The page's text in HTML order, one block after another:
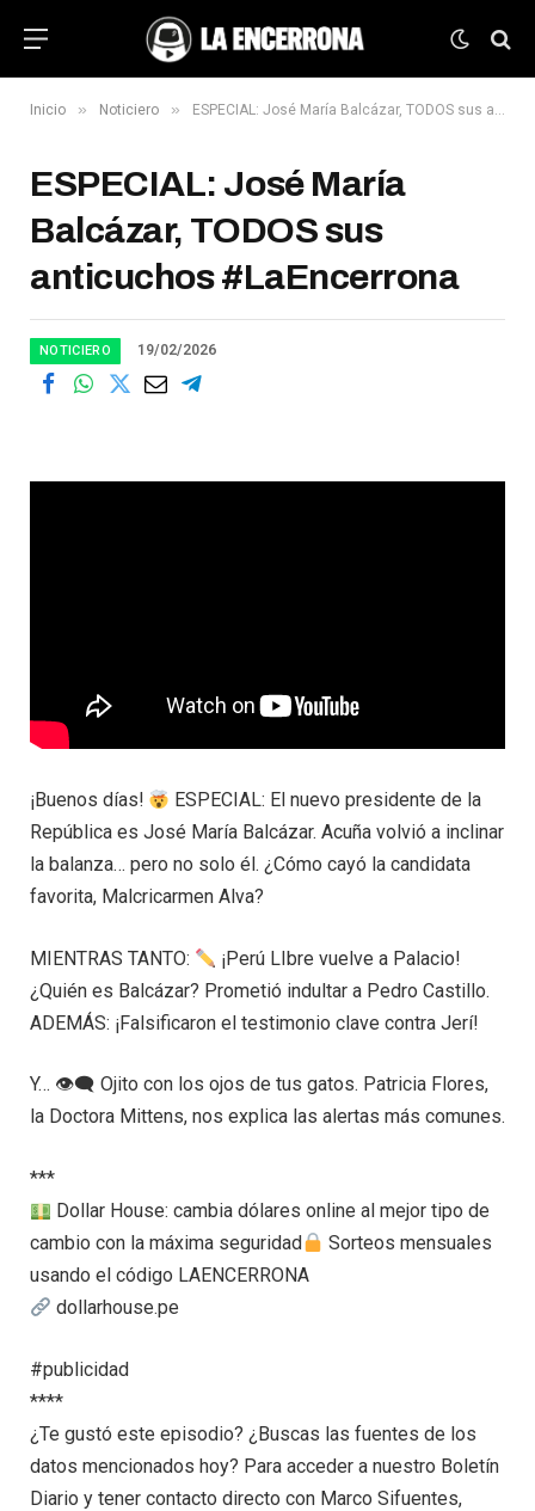
Inicio » Noticiero » ESPECIAL: José María Balcázar, TODOS sus anticuchos #LaEncerrona
ESPECIAL: José María
Balcázar, TODOS sus
anticuchos #LaEncerrona
NOTICIERO 19/02/2026
¡Buenos días!
ESPECIAL: El nuevo presidente de la
República es José María Balcázar. Acuña volvió a inclinar
la balanza… pero no solo él. ¿Cómo cayó la candidata
favorita, Malcricarmen Alva?
MIENTRAS TANTO:
¡Perú LIbre vuelve a Palacio!
¿Quién es Balcázar? Prometió indultar a Pedro Castillo.
ADEMÁS: ¡Falsificaron el testimonio clave contra Jerí!
Y… 👁‍🗨 Ojito con los ojos de tus gatos. Patricia Flores,
la Doctora Mittens, nos explica las alertas más comunes.
***
Dollar House: cambia dólares online al mejor tipo de
cambio con la máxima seguridad
Sorteos mensuales
usando el código LAENCERRONA
dollarhouse.pe
#publicidad
****
¿Te gustó este episodio? ¿Buscas las fuentes de los
datos mencionados hoy? Para acceder a nuestro Boletín
Diario y tener contacto directo con Marco Sifuentes,